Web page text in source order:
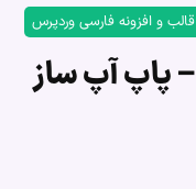
قالب و افزونه فارسی وردپرس
افزونه Green Popups – پاپ آپ ساز